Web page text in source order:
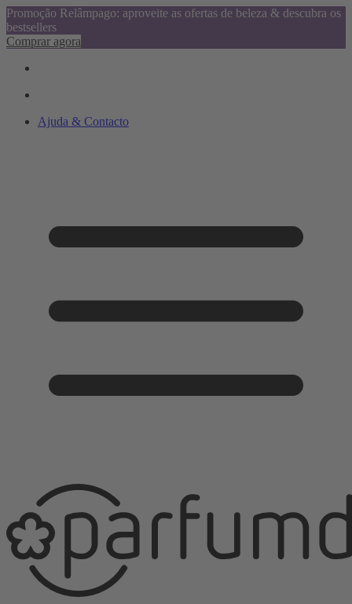
Promoção Relâmpago: aproveite as ofertas de beleza & descubra os
bestsellers
Comprar agora
Ajuda & Contacto